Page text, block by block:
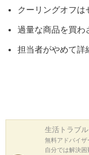
クーリングオフは
過量な商品を買わ
担当者がやめて詳
生活トラブル
無料アドバイザ
自分では解決